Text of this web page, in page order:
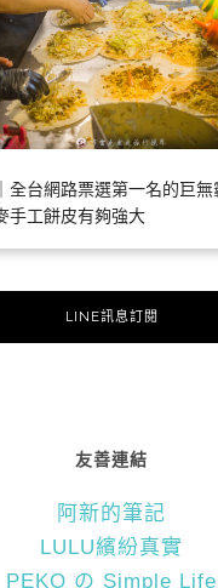
全台網路票選第一名的巨無
手工餅皮有夠強大
LINE訊息訂閱
友善連結
阿新的筆記
LULU繽紛真實
PEKO の Simple Life